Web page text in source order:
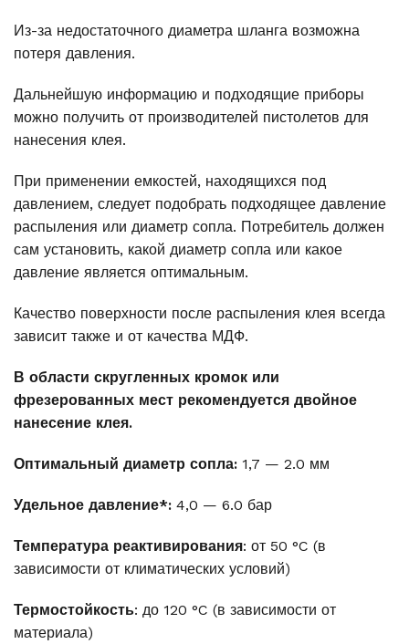
Из-за недостаточного диаметра шланга возможна
потеря давления.
Дальнейшую информацию и подходящие приборы
можно получить от производителей пистолетов для
нанесения клея.
При применении емкостей, находящихся под
давлением, следует подобрать подходящее давление
распыления или диаметр сопла. Потребитель должен
сам установить, какой диаметр сопла или какое
давление является оптимальным.
Качество поверхности после распыления клея всегда
зависит также и от качества МДФ.
В области скругленных кромок или
фрезерованных мест рекомендуется двойное
нанесение клея.
Оптимальный диаметр сопла: 1,7 — 2.0 мм
Удельное давление*: 4,0 — 6.0 бар
Температура реактивирования: от 50 °C (в
зависимости от климатических условий)
Термостойкость: до 120 °C (в зависимости от
материала)